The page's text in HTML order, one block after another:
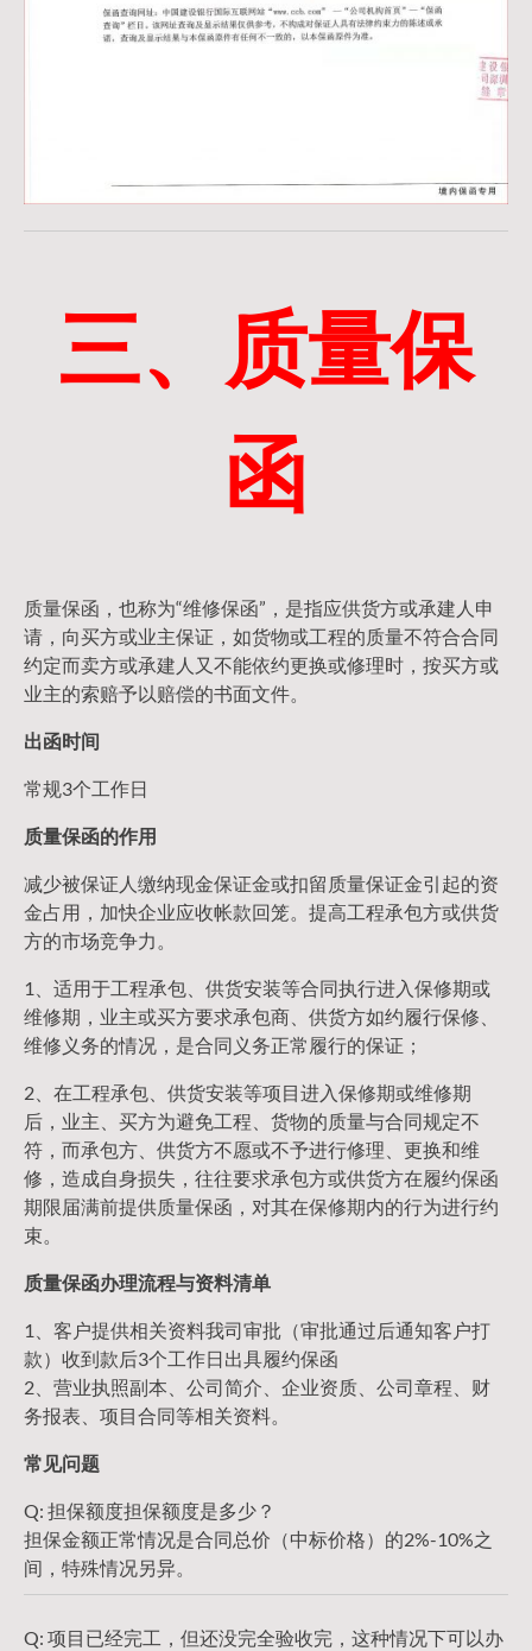
三、质量保
函
质量保函，也称为“维修保函”，是指应供货方或承建人申
请，向买方或业主保证，如货物或工程的质量不符合合同
约定而卖方或承建人又不能依约更换或修理时，按买方或
业主的索赔予以赔偿的书面文件。
出函时间
常规3个工作日
质量保函的作用
减少被保证人缴纳现金保证金或扣留质量保证金引起的资
金占用，加快企业应收帐款回笼。提高工程承包方或供货
方的市场竞争力。
1、适用于工程承包、供货安装等合同执行进入保修期或
维修期，业主或买方要求承包商、供货方如约履行保修、
维修义务的情况，是合同义务正常履行的保证；
2、在工程承包、供货安装等项目进入保修期或维修期
后，业主、买方为避免工程、货物的质量与合同规定不
符，而承包方、供货方不愿或不予进行修理、更换和维
修，造成自身损失，往往要求承包方或供货方在履约保函
期限届满前提供质量保函，对其在保修期内的行为进行约
束。
质量保函办理流程与资料清单
1、客户提供相关资料我司审批（审批通过后通知客户打
款）收到款后3个工作日出具履约保函
2、营业执照副本、公司简介、企业资质、公司章程、财
务报表、项目合同等相关资料。
常见问题
Q: 担保额度担保额度是多少？
担保金额正常情况是合同总价（中标价格）的2%-10%之
间，特殊情况另异。
Q: 项目已经完工，但还没完全验收完，这种情况下可以办